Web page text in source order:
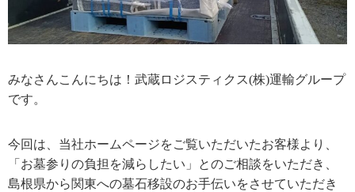
みなさんこんにちは！武蔵ロジスティクス(株)運輸グループ
です。
今回は、当社ホームページをご覧いただいたお客様より、
「お墓参りの負担を減らしたい」とのご相談をいただき、
島根県から関東への墓石移設のお手伝いをさせていただき